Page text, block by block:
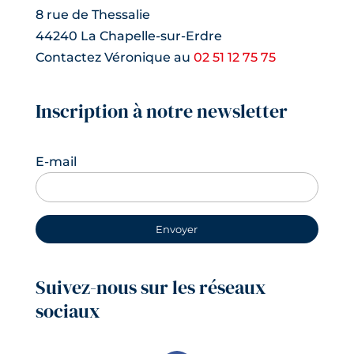
8 rue de Thessalie
44240 La Chapelle-sur-Erdre
Contactez Véronique au 02 51 12 75 75
Inscription à notre newsletter
E-mail
Suivez-nous sur les réseaux
sociaux